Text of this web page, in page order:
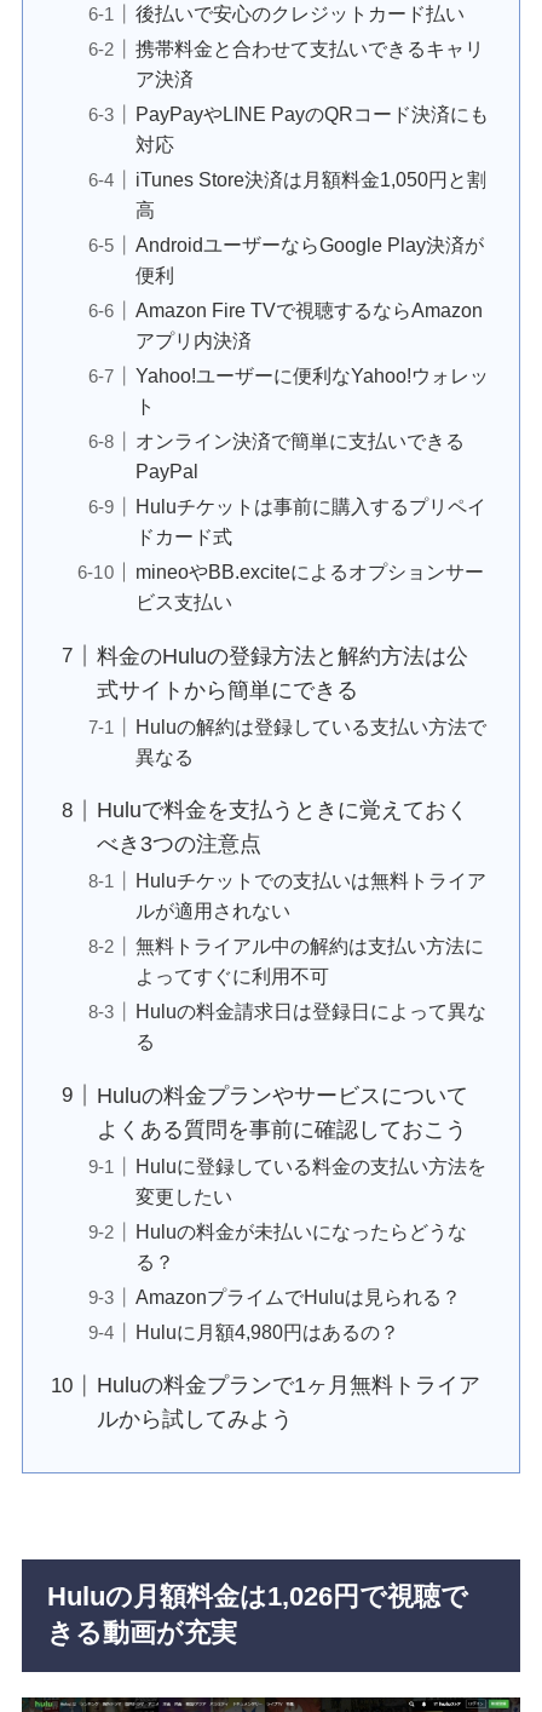
後払いで安心のクレジットカード払い
携帯料金と合わせて支払いできるキャリ
ア決済
PayPayやLINE PayのQRコード決済にも
対応
iTunes Store決済は月額料金1,050円と割
高
AndroidユーザーならGoogle Play決済が
便利
Amazon Fire TVで視聴するならAmazon
アプリ内決済
Yahoo!ユーザーに便利なYahoo!ウォレッ
ト
オンライン決済で簡単に支払いできる
PayPal
Huluチケットは事前に購入するプリペイ
ドカード式
mineoやBB.exciteによるオプションサー
ビス支払い
料金のHuluの登録方法と解約方法は公
式サイトから簡単にできる
Huluの解約は登録している支払い方法で
異なる
Huluで料金を支払うときに覚えておく
べき3つの注意点
Huluチケットでの支払いは無料トライア
ルが適用されない
無料トライアル中の解約は支払い方法に
よってすぐに利用不可
Huluの料金請求日は登録日によって異な
る
Huluの料金プランやサービスについて
よくある質問を事前に確認しておこう
Huluに登録している料金の支払い方法を
変更したい
Huluの料金が未払いになったらどうな
る？
AmazonプライムでHuluは見られる？
Huluに月額4,980円はあるの？
Huluの料金プランで1ヶ月無料トライア
ルから試してみよう
Huluの月額料金は1,026円で視聴で
きる動画が充実